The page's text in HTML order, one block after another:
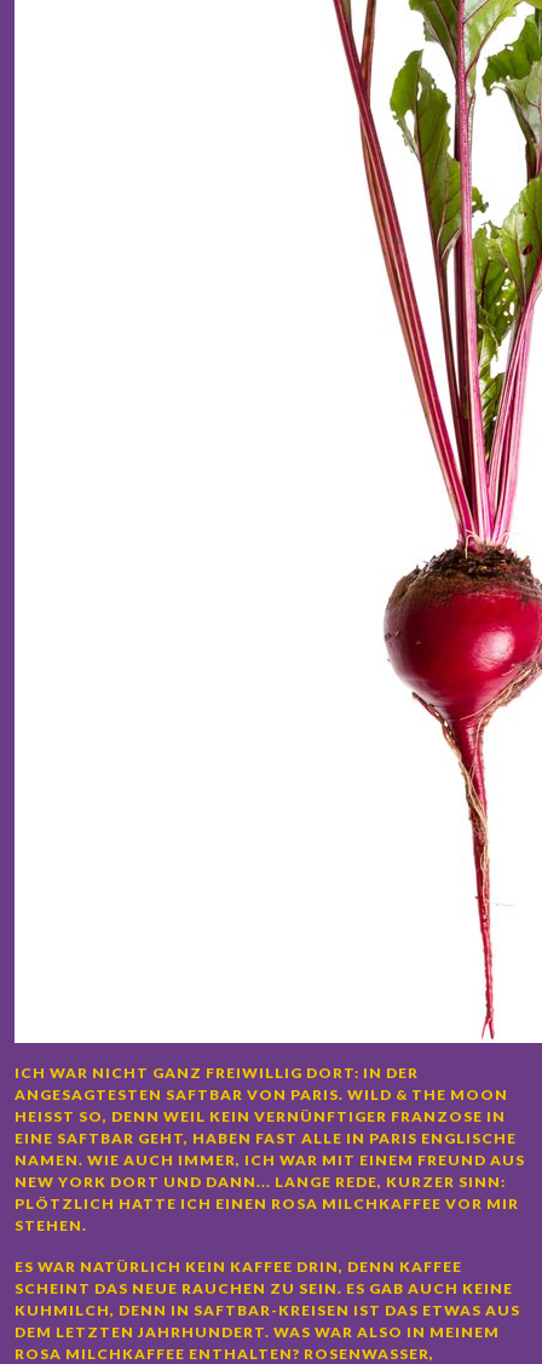
ICH WAR NICHT GANZ FREIWILLIG DORT: IN DER
ANGESAGTESTEN SAFTBAR VON PARIS. WILD & THE MOON
HEISST SO, DENN WEIL KEIN VERNÜNFTIGER FRANZOSE IN E
INE SAFTBAR GEHT, HABEN FAST ALLE IN PARIS ENGLISCHE N
AMEN. WIE AUCH IMMER, ICH WAR MIT EINEM FREUND AUS N
EW YORK DORT UND DANN... LANGE REDE, KURZER SINN: P
LÖTZLICH HATTE ICH EINEN ROSA MILCHKAFFEE VOR MIR S
TEHEN.
ES WAR NATÜRLICH KEIN KAFFEE DRIN, DENN KAFFEE
SCHEINT DAS NEUE RAUCHEN ZU SEIN. ES GAB AUCH KEINE
KUHMILCH, DENN IN SAFTBAR-KREISEN IST DAS ETWAS AUS
DEM LETZTEN JAHRHUNDERT. WAS WAR ALSO IN MEINEM
ROSA MILCHKAFFEE ENTHALTEN? ROSENWASSER,